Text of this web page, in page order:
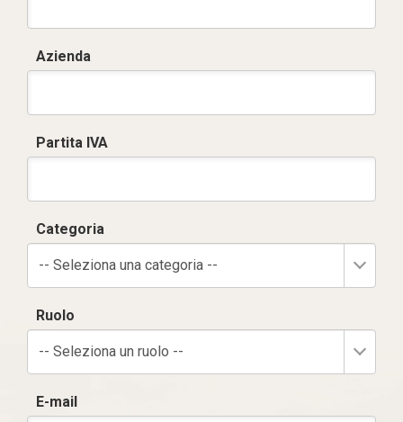
Azienda
Partita IVA
Categoria
-- Seleziona una categoria --
Ruolo
-- Seleziona un ruolo --
E-mail